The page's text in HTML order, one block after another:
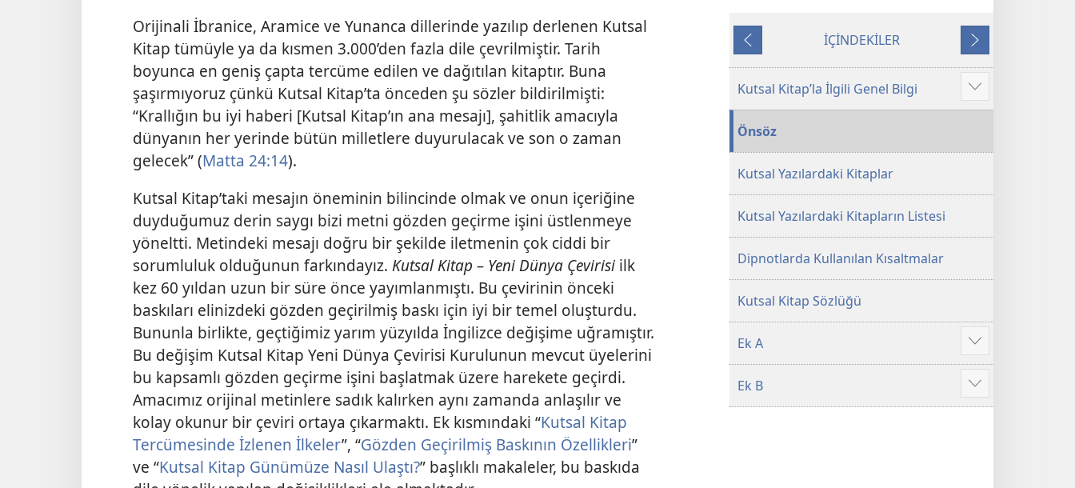
Orijinali İbranice, Aramice ve Yunanca dillerinde yazılıp derlenen Kutsal
Kitap tümüyle ya da kısmen 3.000’den fazla dile çevrilmiştir. Tarih
boyunca en geniş çapta tercüme edilen ve dağıtılan kitaptır. Buna
şaşırmıyoruz çünkü Kutsal Kitap’ta önceden şu sözler bildirilmişti:
“Krallığın bu iyi haberi [Kutsal Kitap’ın ana mesajı], şahitlik amacıyla
dünyanın her yerinde bütün milletlere duyurulacak ve son o zaman
gelecek” (Matta 24:14).
Kutsal Kitap’taki mesajın öneminin bilincinde olmak ve onun içeriğine
duyduğumuz derin saygı bizi metni gözden geçirme işini üstlenmeye
yöneltti. Metindeki mesajı doğru bir şekilde iletmenin çok ciddi bir
sorumluluk olduğunun farkındayız. Kutsal Kitap – Yeni Dünya Çevirisi ilk
kez 60 yıldan uzun bir süre önce yayımlanmıştı. Bu çevirinin önceki
baskıları elinizdeki gözden geçirilmiş baskı için iyi bir temel oluşturdu.
Bununla birlikte, geçtiğimiz yarım yüzyılda İngilizce değişime uğramıştır.
Bu değişim Kutsal Kitap Yeni Dünya Çevirisi Kurulunun mevcut üyelerini
bu kapsamlı gözden geçirme işini başlatmak üzere harekete geçirdi.
Amacımız orijinal metinlere sadık kalırken aynı zamanda anlaşılır ve
kolay okunur bir çeviri ortaya çıkarmaktı. Ek kısmındaki “Kutsal Kitap
Tercümesinde İzlenen İlkeler”, “Gözden Geçirilmiş Baskının Özellikleri”
ve “Kutsal Kitap Günümüze Nasıl Ulaştı?” başlıklı makaleler, bu baskıda
Kutsal
Yeni
Dünya
Geçirilmiş
Baskı
(2025)
Kutsal
Yeni
Dünya
Geçirilmiş
Baskı
(2025)
Önceki
İÇİNDEKİLER
Sonraki
Kutsal Kitap’la İlgili Genel Bilgi
Daha
fazla
Önsöz
Kutsal Yazılardaki Kitaplar
Kutsal Yazılardaki Kitapların Listesi
Dipnotlarda Kullanılan Kısaltmalar
Kutsal Kitap Sözlüğü
Ek A
Daha
fazla
göster
Ek B
Daha
fazla